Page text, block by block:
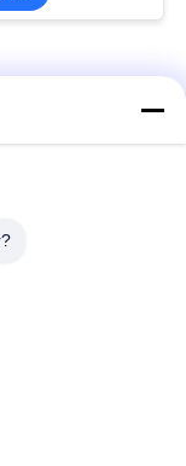
vapor preto